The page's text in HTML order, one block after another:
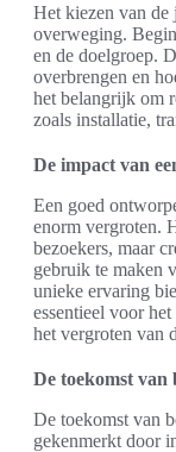
Het kiezen van de
overweging.
en de doelgroep.
overbrengen en
het belangrijk om
zoals installatie,
De impact van
Een goed
enorm vergroten.
bezoekers, maar
gebruik te maken
unieke ervaring
essentieel voor
het vergroten van
De toekomst van
De toekomst van
gekenmerkt door